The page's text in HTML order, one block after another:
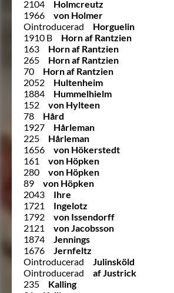
2104
Holmcreutz
1966
von Holmer
Ointroducerad
Horguelin
1910 B
Horn af Rantzien
163
Horn af Rantzien
265
Horn af Rantzien
70
Horn af Rantzien
2052
Hultenheim
1884
Hummelhielm
152
von Hylteen
78
Hård
1927
Hårleman
225
Hårleman
1656
von Hökerstedt
161
von Höpken
280
von Höpken
89
von Höpken
2043
Ihre
1721
Ingelotz
1792
von Issendorff
2121
von Jacobsson
1874
Jennings
1676
Jernfeltz
Ointroducerad
Julinsköld
Ointroducerad
af Justrick
235
Kalling